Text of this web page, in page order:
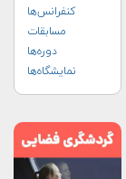
کنفرانس‌ها
مسابقات
دوره‌ها
نمایشگاه‌ها